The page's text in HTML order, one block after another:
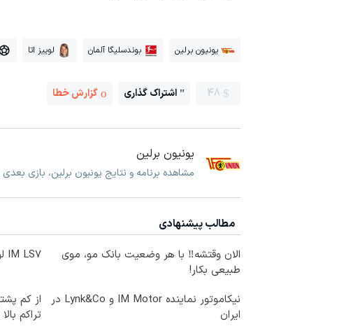
یونیون برلین بوندسلیگا آلمان لوییز اتا
48 اشتراک گذاری گزارش خطا
یونیون برلین
مشاهده برنامه و نتایج یونیون برلین، بازی
مطالب پیشنهادی
الان وقتشه‼️ با هر وضعیت بانک مو، موی
طبیعی بکار!
IM LS7 لوکس ترین شاسی بلند برقی ایران
نیکاموتور نماینده IM Motor و Lynk&Co در
ایران
از کم
تراکم بالا